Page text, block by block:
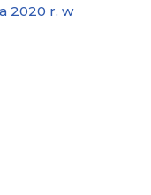
2020 r. w